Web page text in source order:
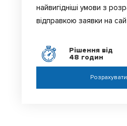
найвигідніші умови з
відправкою заявки на
Рішення від
48 годин